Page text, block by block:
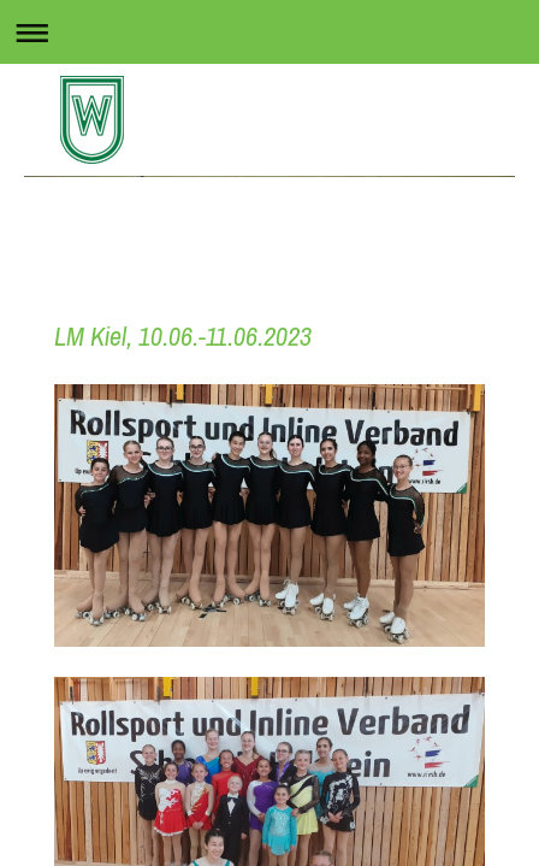
LM Kiel, 10.06.-11.06.2023